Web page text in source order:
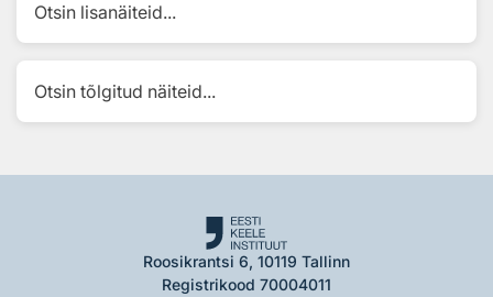
Otsin lisanäiteid...
Otsin tõlgitud näiteid...
Roosikrantsi 6, 10119 Tallinn
Registrikood 70004011